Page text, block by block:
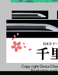
Copy right Ginza
Production work